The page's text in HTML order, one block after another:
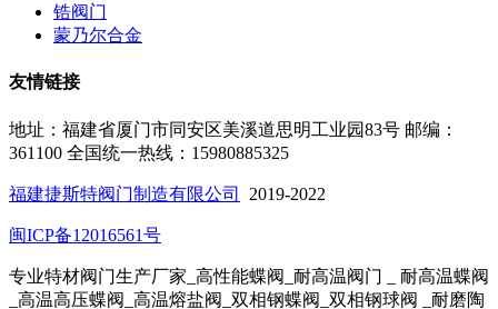
锆阀门
蒙乃尔合金
友情链接
地址：福建省厦门市同安区美溪道思明工业园83号 邮编：
361100 全国统一热线：15980885325
福建捷斯特阀门制造有限公司 2019-2022
闽ICP备12016561号
专业特材阀门生产厂家_高性能蝶阀_耐高温阀门 _ 耐高温蝶阀
_高温高压蝶阀_高温熔盐阀_双相钢蝶阀 _双相钢球阀 _耐磨陶